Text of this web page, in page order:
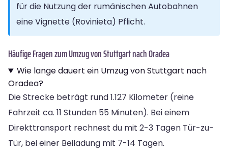
für die Nutzung der rumänischen Autobahnen
eine Vignette (Rovinieta) Pflicht.
Häufige Fragen zum Umzug von Stuttgart nach Oradea
Wie lange dauert ein Umzug von Stuttgart nach
Oradea?
Die Strecke beträgt rund 1.127 Kilometer (reine
Fahrzeit ca. 11 Stunden 55 Minuten). Bei einem
Direkttransport rechnest du mit 2-3 Tagen Tür-zu-
Tür, bei einer Beiladung mit 7-14 Tagen.